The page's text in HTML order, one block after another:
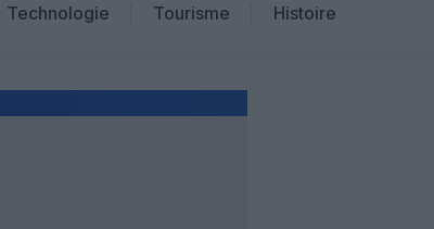
Technologie
Tourisme
Hôtellerie
Histoire